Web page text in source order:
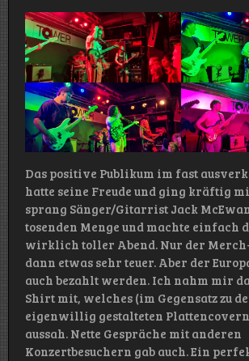
Das positive Publikum im fast
hatte seine Freude und ging kräftig
sprang Sänger/Gitarrist Jack
tosenden Menge und machte einfach
wirklich toller Abend. Nur der
dann etwas sehr teuer. Aber der
auch bezahlt werden. Ich nahm mir
Shirt mit, welches (im Gegensatz zu
eigenwillig gestalteten
aussah. Nette Gespräche mit anderen
Konzertbesuchern gab auch. Ein